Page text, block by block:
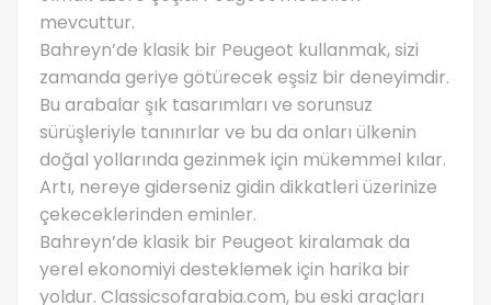
mevcuttur.
Bahreyn’de klasik bir Peugeot kullanmak, sizi
zamanda geriye götürecek eşsiz bir deneyimdir.
Bu arabalar şık tasarımları ve sorunsuz
sürüşleriyle tanınırlar ve bu da onları ülkenin
doğal yollarında gezinmek için mükemmel kılar.
Artı, nereye giderseniz gidin dikkatleri üzerinize
çekeceklerinden eminler.
Bahreyn’de klasik bir Peugeot kiralamak da
yerel ekonomiyi desteklemek için harika bir
yoldur. Classicsofarabia.com, bu eski araçları